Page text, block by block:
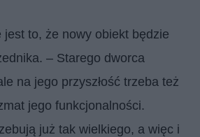
jest to, że nowy obiekt będzie
– Starego dworca
na jego przyszłość trzeba też
jego funkcjonalności.
już tak wielkiego, a więc i